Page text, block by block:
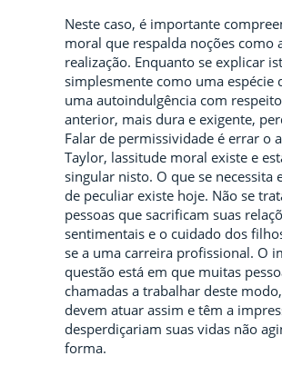
Neste caso, é importante
moral que respalda noções como
realização. Enquanto se explicar
simplesmente como uma espécie
uma autoindulgência com
anterior, mais dura e exigente,
Falar de permissividade é errar o
Taylor, lassitude moral existe e
singular nisto. O que se necessita
de peculiar existe hoje. Não se
pessoas que sacrificam suas
sentimentais e o cuidado dos
se a uma carreira profissional. O
questão está em que muitas
chamadas a trabalhar deste
devem atuar assim e têm a
desperdiçariam suas vidas não
forma.